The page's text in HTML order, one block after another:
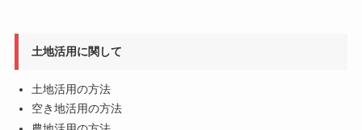
土地活用に関して
土地活用の方法
空き地活用の方法